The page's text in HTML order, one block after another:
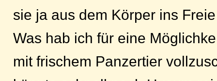
sie ja aus dem Körper ins
Was hab ich für eine
mit frischem Panzertier